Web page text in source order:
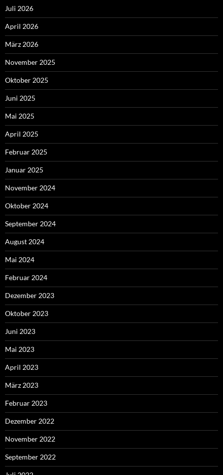
Juli 2026
April 2026
März 2026
November 2025
Oktober 2025
Juni 2025
Mai 2025
April 2025
Februar 2025
Januar 2025
November 2024
Oktober 2024
September 2024
August 2024
Mai 2024
Februar 2024
Dezember 2023
Oktober 2023
Juni 2023
Mai 2023
April 2023
März 2023
Februar 2023
Dezember 2022
November 2022
September 2022